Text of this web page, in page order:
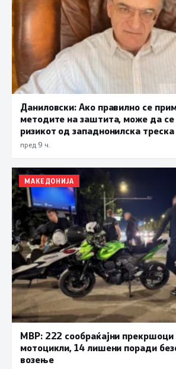
Даниловски: Ако правилно се
методите на заштита, може да
ризикот од западнонилска треска
пред 9 ч.
МАКЕДОНИЈА
МВР: 222 сообраќајни прекршоци
мотоцикли, 14 лишени поради
возење